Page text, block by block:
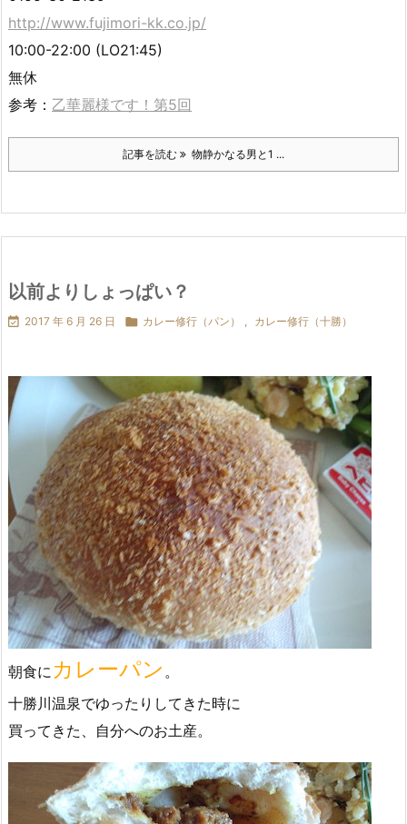
http://www.fujimori-kk.co.jp/
10:00-22:00 (LO21:45)
無休
参考： 乙華麗様です！第5回
記事を読む 物静かなる男と1 ...
以前よりしょっぱい？
 2017 年 6 月 26 日  カレー修行（パン） カレー修行（十勝）
朝食に カレーパン 。
十勝川温泉でゆったりしてきた時に
買ってきた、自分へのお土産。